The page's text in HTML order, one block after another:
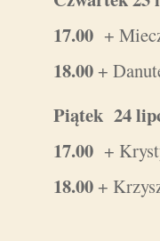
17.00 +
18.00+
Piątek 24
17.00 +
18.00+